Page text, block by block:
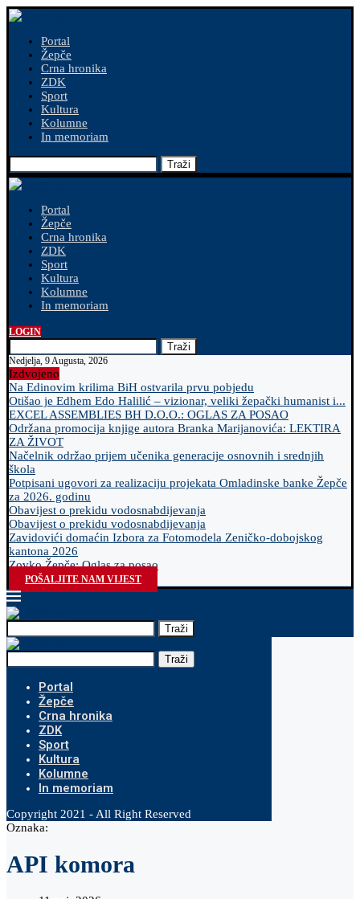
Portal
Žepče
Crna hronika
ZDK
Sport
Kultura
Kolumne
In memoriam
Traži
Portal
Žepče
Crna hronika
ZDK
Sport
Kultura
Kolumne
In memoriam
LOGIN
Traži
Nedjelja, 9 Augusta, 2026
Izdvojeno
Na Edinovim krilima BiH ostvarila prvu pobjedu
Otišao je Edhem Edo Halilić – vizionar, veliki žepački humanist i...
EXCEL ASSEMBLIES BH D.O.O.: OGLAS ZA POSAO
Održana promocija knjige autora Branka Marijanovića: LEKTIRA
ZA ŽIVOT
Načelnik održao prijem učenika generacije osnovnih i srednjih
škola
Potpisani ugovori za realizaciju projekata Omladinske banke Žepče
za 2026. godinu
Obavijest o prekidu vodosnabdijevanja
Obavijest o prekidu vodosnabdijevanja
Zavidovići domaćin Izbora za Fotomodela Zeničko-dobojskog
kantona 2026
Zovko Žepče: Oglas za posao
POŠALJITE NAM VIJEST
Traži
Traži
Portal
Žepče
Crna hronika
ZDK
Sport
Kultura
Kolumne
In memoriam
Copyright 2021 - All Right Reserved
Oznaka:
API komora